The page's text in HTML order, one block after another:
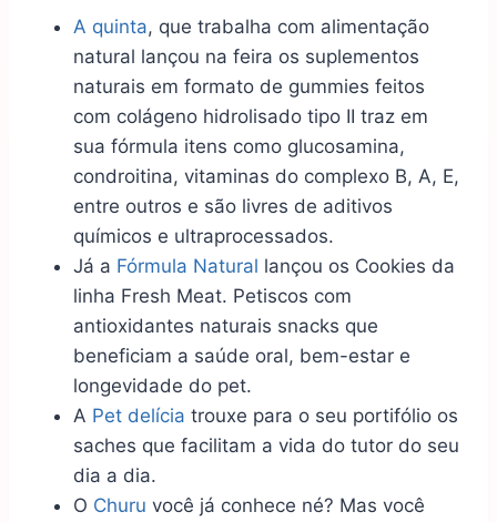
A quinta, que trabalha com alimentação
natural lançou na feira os suplementos
naturais em formato de gummies feitos
com colágeno hidrolisado tipo II traz em
sua fórmula itens como glucosamina,
condroitina, vitaminas do complexo B, A, E,
entre outros e são livres de aditivos
químicos e ultraprocessados.
Já a Fórmula Natural lançou os Cookies da
linha Fresh Meat. Petiscos com
antioxidantes naturais snacks que
beneficiam a saúde oral, bem-estar e
longevidade do pet.
A Pet delícia trouxe para o seu portifólio os
saches que facilitam a vida do tutor do seu
dia a dia.
O Churu você já conhece né? Mas você